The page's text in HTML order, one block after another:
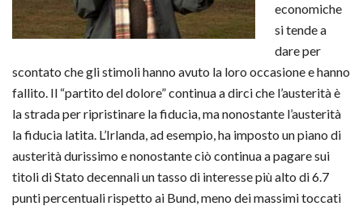
economiche
si tende a
dare per
scontato che gli stimoli hanno avuto la loro occasione e hanno
fallito. Il “partito del dolore” continua a dirci che l’austerità è
la strada per ripristinare la fiducia, ma nonostante l’austerità
la fiducia latita. L’Irlanda, ad esempio, ha imposto un piano di
austerità durissimo e nonostante ciò continua a pagare sui
titoli di Stato decennali un tasso di interesse più alto di 6.7
punti percentuali rispetto ai Bund, meno dei massimi toccati